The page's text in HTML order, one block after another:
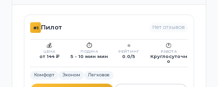
#1 Пилот Нет отзывов
💰
ЦЕНА
от 144 ₽
⏱️
ПОДАЧА
5 - 10 мин мин
⭐
РЕЙТИНГ
0.0/5
🕐
РАБОТА
Круглосуточн
о
Комфорт Эконом Легковое